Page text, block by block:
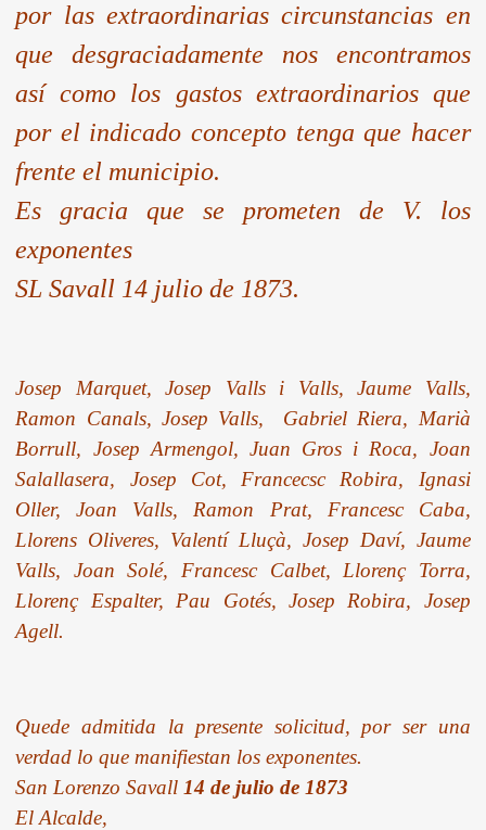
por las extraordinarias circunstancias en
que desgraciadamente nos encontramos
así como los gastos extraordinarios que
por el indicado concepto tenga que hacer
frente el municipio.
Es gracia que se prometen de V. los
exponentes
SL Savall 14 julio de 1873.
Josep Marquet, Josep Valls i Valls, Jaume Valls,
Ramon Canals, Josep Valls, Gabriel Riera, Marià
Borrull, Josep Armengol, Juan Gros i Roca, Joan
Salallasera, Josep Cot, Francecsc Robira, Ignasi
Oller, Joan Valls, Ramon Prat, Francesc Caba,
Llorens Oliveres, Valentí Lluçà, Josep Daví, Jaume
Valls, Joan Solé, Francesc Calbet, Llorenç Torra,
Llorenç Espalter, Pau Gotés, Josep Robira, Josep
Agell.
Quede admitida la presente solicitud, por ser una
verdad lo que manifiestan los exponentes.
San Lorenzo Savall 14 de julio de 1873
El Alcalde,